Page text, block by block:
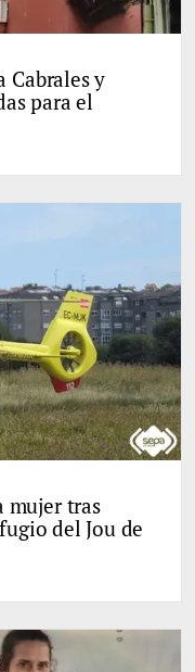
Cabrales y
para el
mujer tras
del Jou de